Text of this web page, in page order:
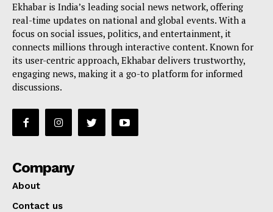
Ekhabar is India’s leading social news network, offering
real-time updates on national and global events. With a
focus on social issues, politics, and entertainment, it
connects millions through interactive content. Known for
its user-centric approach, Ekhabar delivers trustworthy,
engaging news, making it a go-to platform for informed
discussions.
Company
About
Contact us